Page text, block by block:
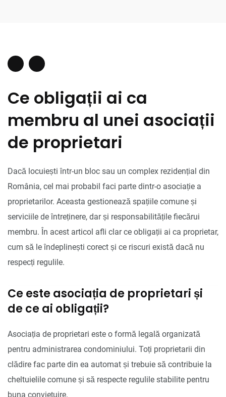
Ce obligații ai ca
membru al unei asociații
de proprietari
Dacă locuiești într-un bloc sau un complex rezidențial din
România, cel mai probabil faci parte dintr-o asociație a
proprietarilor. Aceasta gestionează spațiile comune și
serviciile de întreținere, dar și responsabilitățile fiecărui
membru. În acest articol afli clar ce obligații ai ca proprietar,
cum să le îndeplinești corect și ce riscuri există dacă nu
respecți regulile.
Ce este asociația de proprietari și
de ce ai obligații?
Asociația de proprietari este o formă legală organizată
pentru administrarea condominiului. Toți proprietarii din
clădire fac parte din ea automat și trebuie să contribuie la
cheltuielile comune și să respecte regulile stabilite pentru
buna conviețuire.